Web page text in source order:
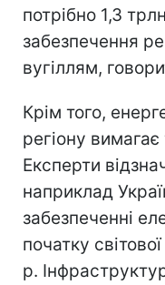
потрібно 1,3
забезпечення
вугіллям,
Крім того,
регіону
Експерти
наприклад
забезпеченні
початку
р.